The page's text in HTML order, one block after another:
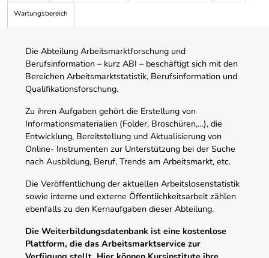
Wartungsbereich
Die Abteilung Arbeitsmarktforschung und
Berufsinformation – kurz ABI – beschäftigt sich mit den
Bereichen Arbeitsmarktstatistik, Berufsinformation und
Qualifikationsforschung.
Zu ihren Aufgaben gehört die Erstellung von
Informationsmaterialien (Folder, Broschüren,…), die
Entwicklung, Bereitstellung und Aktualisierung von
Online- Instrumenten zur Unterstützung bei der Suche
nach Ausbildung, Beruf, Trends am Arbeitsmarkt, etc.
Die Veröffentlichung der aktuellen Arbeitslosenstatistik
sowie interne und externe Öffentlichkeitsarbeit zählen
ebenfalls zu den Kernaufgaben dieser Abteilung.
Die Weiterbildungsdatenbank ist eine kostenlose
Plattform, die das Arbeitsmarktservice zur